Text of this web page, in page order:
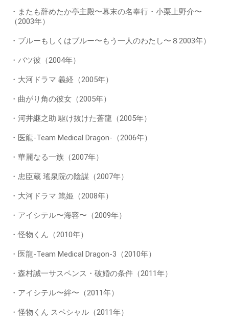
・またも辞めたか亭主殿〜幕末の名奉行・小栗上野介〜
（2003年）
・ブルーもしくはブルー〜もう一人のわたし〜８2003年）
・バツ彼（2004年）
・大河ドラマ 義経（2005年）
・曲がり角の彼女（2005年）
・河井継之助 駆け抜けた蒼龍（2005年）
・医龍-Team Medical Dragon-（2006年）
・華麗なる一族（2007年）
・忠臣蔵 瑤泉院の陰謀（2007年）
・大河ドラマ 篤姫（2008年）
・アイシテル〜海容〜（2009年）
・怪物くん（2010年）
・医龍-Team Medical Dragon-3（2010年）
・森村誠一サスペンス・破婚の条件（2011年）
・アイシテル〜絆〜（2011年）
・怪物くん スペシャル（2011年）